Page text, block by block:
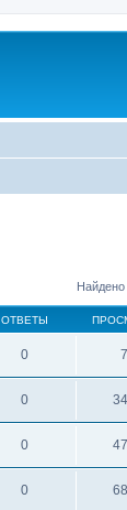
Найдено
ОТВЕТЫ
0
0
0
0